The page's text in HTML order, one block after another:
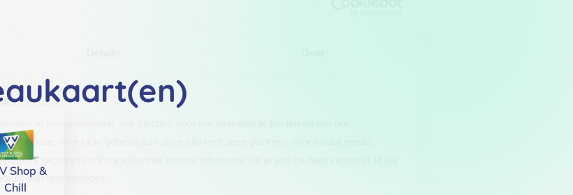
informatie over jouw gebruik van onze site met onze partners voor social media,
deze gegevens combineren met andere informatie die je aan ze hebt verstrekt of die
van hun services.
Shop &
Chill